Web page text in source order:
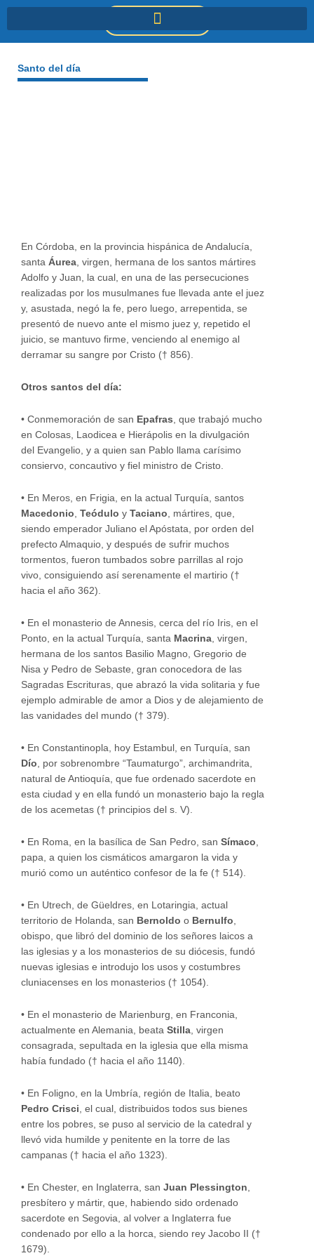
DONACIONES
Santo del día
En Córdoba, en la provincia hispánica de Andalucía,
santa Áurea, virgen, hermana de los santos mártires
Adolfo y Juan, la cual, en una de las persecuciones
realizadas por los musulmanes fue llevada ante el juez
y, asustada, negó la fe, pero luego, arrepentida, se
presentó de nuevo ante el mismo juez y, repetido el
juicio, se mantuvo firme, venciendo al enemigo al
derramar su sangre por Cristo († 856).
Otros santos del día:
• Conmemoración de san Epafras, que trabajó mucho
en Colosas, Laodicea e Hierápolis en la divulgación
del Evangelio, y a quien san Pablo llama carísimo
consiervo, concautivo y fiel ministro de Cristo.
• En Meros, en Frigia, en la actual Turquía, santos
Macedonio Teódulo y Taciano , mártires, que,
siendo emperador Juliano el Apóstata, por orden del
prefecto Almaquio, y después de sufrir muchos
tormentos, fueron tumbados sobre parrillas al rojo
vivo, consiguiendo así serenamente el martirio (†
hacia el año 362).
• En el monasterio de Annesis, cerca del río Iris, en el
Ponto, en la actual Turquía, santa Macrina , virgen,
hermana de los santos Basilio Magno, Gregorio de
Nisa y Pedro de Sebaste, gran conocedora de las
Sagradas Escrituras, que abrazó la vida solitaria y fue
ejemplo admirable de amor a Dios y de alejamiento de
las vanidades del mundo († 379).
• En Constantinopla, hoy Estambul, en Turquía, san
Dío , por sobrenombre “Taumaturgo”, archimandrita,
natural de Antioquía, que fue ordenado sacerdote en
esta ciudad y en ella fundó un monasterio bajo la regla
de los acemetas († principios del s. V).
• En Roma, en la basílica de San Pedro, san Símaco
papa, a quien los cismáticos amargaron la vida y
murió como un auténtico confesor de la fe († 514).
• En Utrech, de Güeldres, en Lotaringia, actual
territorio de Holanda, san Bernoldo o Bernulfo
obispo, que libró del dominio de los señores laicos a
las iglesias y a los monasterios de su diócesis, fundó
nuevas iglesias e introdujo los usos y costumbres
cluniacenses en los monasterios († 1054).
• En el monasterio de Marienburg, en Franconia,
actualmente en Alemania, beata Stilla , virgen
consagrada, sepultada en la iglesia que ella misma
había fundado († hacia el año 1140).
• En Foligno, en la Umbría, región de Italia, beato
Pedro Crisci , el cual, distribuidos todos sus bienes
entre los pobres, se puso al servicio de la catedral y
llevó vida humilde y penitente en la torre de las
campanas († hacia el año 1323).
• En Chester, en Inglaterra, san Juan Plessington
presbítero y mártir, que, habiendo sido ordenado
sacerdote en Segovia, al volver a Inglaterra fue
condenado por ello a la horca, siendo rey Jacobo II (†
1679).